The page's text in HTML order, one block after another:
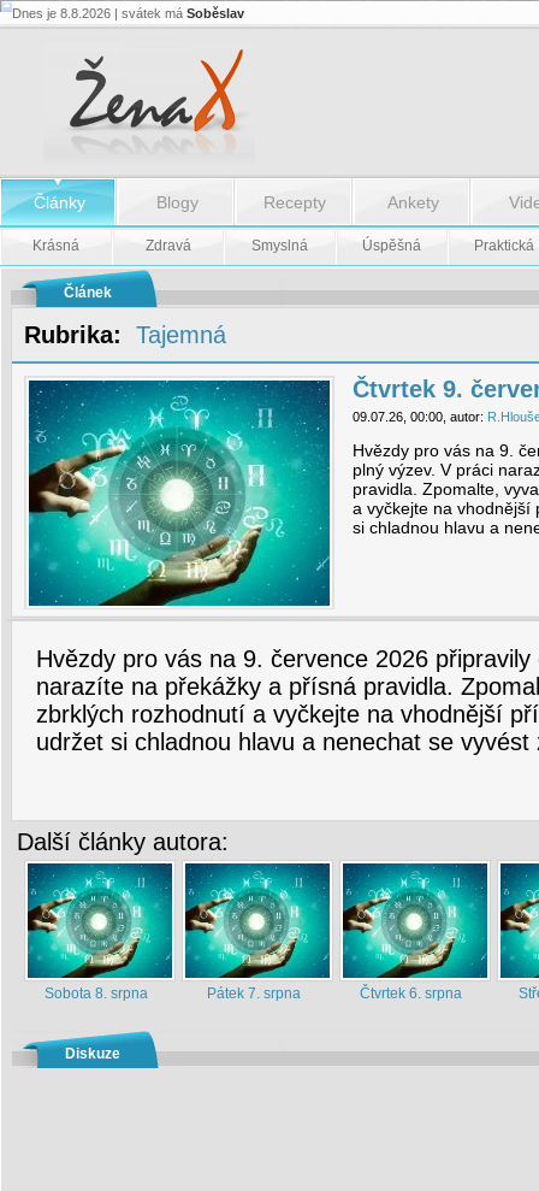
Čtvrtek
Dnes je 8.8.2026 | svátek má Soběslav
Články Blogy Recepty Ankety
Krásná Zdravá Smyslná Úspěšná Praktická
Článek
Rubrika: Tajemná
Čtvrtek 9.
09.07.26, 00:00, autor:
Hvězdy pro vás na 9.
plný výzev. V práci
pravidla. Zpomalte,
a vyčkejte na vhodnější
si chladnou hlavu a
Hvězdy pro vás na 9. července 2026
narazíte na překážky a přísná pravidla.
zbrklých rozhodnutí a vyčkejte na vhodnější
udržet si chladnou hlavu a nenechat se vyvést
Další články autora:
Sobota 8. srpna Pátek 7. srpna Čtvrtek 6. srpna
Diskuze